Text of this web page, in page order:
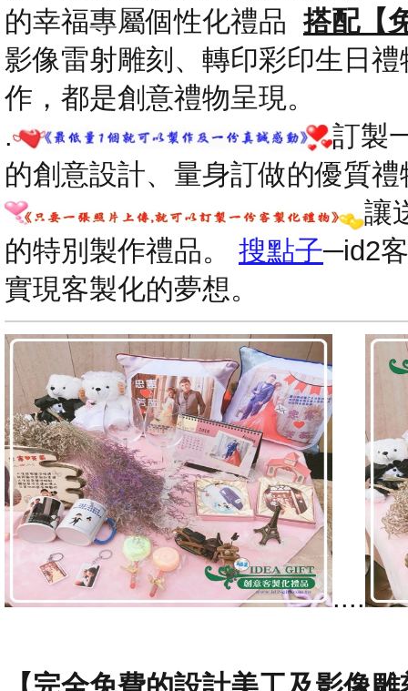
的幸福專屬個性化禮品搭配【
影像雷射雕刻、轉印彩印生日禮
作，都是創意禮物呈現。
.
訂製
的創意設計、量身訂做的優質禮
讓
的特別製作禮品。 搜點子─id2
實現客製化的夢想。
....